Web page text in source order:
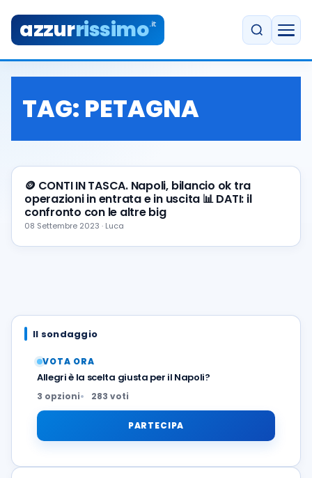
azzurrissimo.it
TAG: PETAGNA
🪙 CONTI IN TASCA. Napoli, bilancio ok tra
operazioni in entrata e in uscita 📊 DATI: il
confronto con le altre big
08 Settembre 2023 · Luca
Il sondaggio
VOTA ORA
Allegri è la scelta giusta per il Napoli?
3 opzioni 283 voti
PARTECIPA